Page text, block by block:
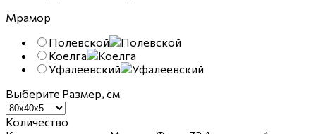
Мрамор
Полевской
Коелга
Уфалеевский
Выберите Размер, см
Количество